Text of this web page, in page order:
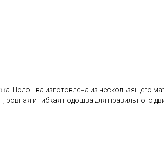
Подошва изготовлена из нескользящего
и гибкая подошва для правильного